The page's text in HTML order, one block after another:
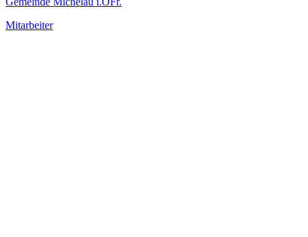
Mitarbeiter